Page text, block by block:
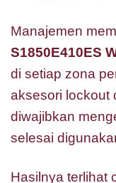
Manajemen
S1850E410ES
di setiap zona
aksesori lockout
diwajibkan
selesai
Hasilnya terlihat